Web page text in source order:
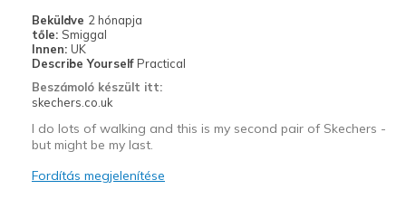
Travel
Width
Feels true to width
Sizing
View On Shoes
Shoes are for Wearing
Beküldve 2 hónapja
tőle: Smiggal
Innen: UK
Describe Yourself Practical
Beszámoló készült itt:
skechers.co.uk
I do lots of walking and this is my second pair of Skechers -
but might be my last.
Fordítás megjelenítése